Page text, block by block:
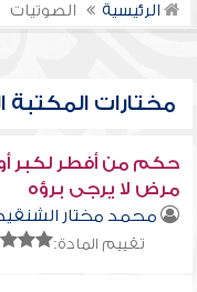
الرئيسية الصوتيات
مختارات المكتبة
حكم من أفطر لكبر
مرض لا يرجى برؤه
محمد مختار
تقييم المادة: